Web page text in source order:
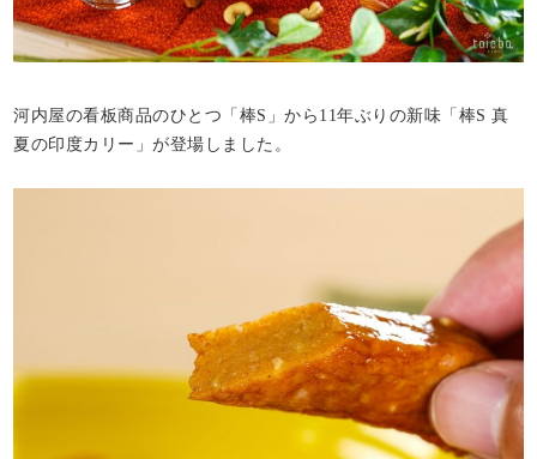
河内屋の看板商品のひとつ「棒S」から11年ぶりの新味「棒S 真
夏の印度カリー」が登場しました。